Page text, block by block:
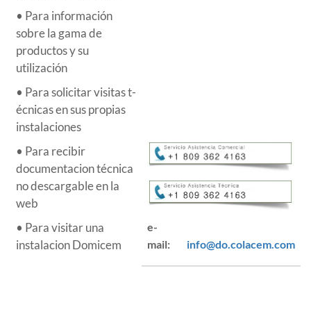
• Para información
sobre la gama de
productos y su
utilización
• Para solicitar visitas t­­
écnicas en sus propias
instalaciones
• Para recibir
documentaci­­on t­­écnica
no descargable en la
web
• Para visitar una
instalaci­­on Domicem
e-
mail: info@do.colacem.com